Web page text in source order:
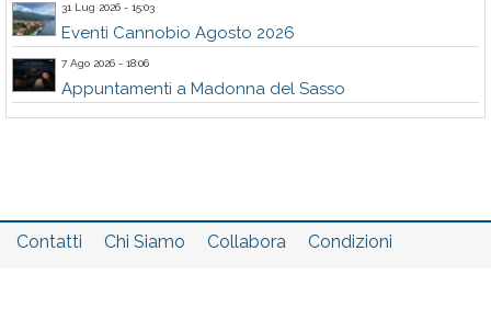
31 Lug 2026 - 15:03
Eventi Cannobio Agosto 2026
7 Ago 2026 - 18:06
Appuntamenti a Madonna del Sasso
Contatti Chi Siamo Collabora
Condizioni